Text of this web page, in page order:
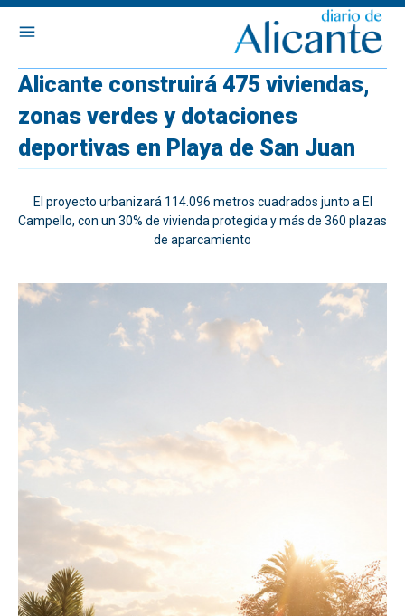
Alicante construirá 475 viviendas,
zonas verdes y dotaciones
deportivas en Playa de San Juan
El proyecto urbanizará 114.096 metros cuadrados junto a El
Campello, con un 30% de vivienda protegida y más de 360 plazas
de aparcamiento